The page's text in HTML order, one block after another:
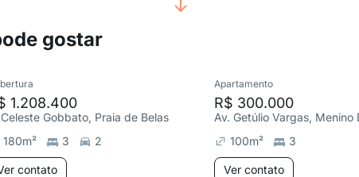
gostar
1.208.400
Celeste Gobbato, Praia de Belas
180m² 3 2
contato
Apartamento
R$ 300.000
Av. Getúlio Vargas, Menino
100m² 3
Ver contato